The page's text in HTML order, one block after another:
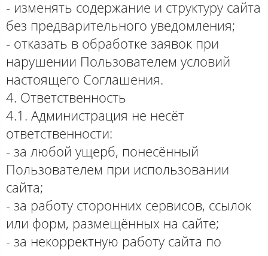
- изменять содержание и структуру сайта
без предварительного уведомления;
- отказать в обработке заявок при
нарушении Пользователем условий
настоящего Соглашения.
4. Ответственность
4.1. Администрация не несёт
ответственности:
- за любой ущерб, понесённый
Пользователем при использовании
сайта;
- за работу сторонних сервисов, ссылок
или форм, размещённых на сайте;
- за некорректную работу сайта по